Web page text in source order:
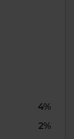
4%
2%